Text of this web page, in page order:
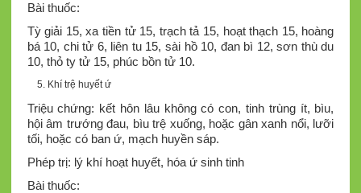
Bài thuốc:
Tỳ giải 15, xa tiền tử 15, trạch tả 15, hoạt thạch 15, hoàng
bá 10, chi tử 6, liên tu 15, sài hồ 10, đan bì 12, sơn thù du
10, thỏ ty tử 15, phúc bồn tử 10.
Khí trệ huyết ứ
Triệu chứng: kết hôn lâu không có con, tinh trùng ít, bìu,
hội âm trướng đau, bìu trệ xuống, hoặc gân xanh nổi, lưỡi
tối, hoặc có ban ứ, mạch huyền sáp.
Phép trị: lý khí hoạt huyết, hóa ứ sinh tinh
Bài thuốc: